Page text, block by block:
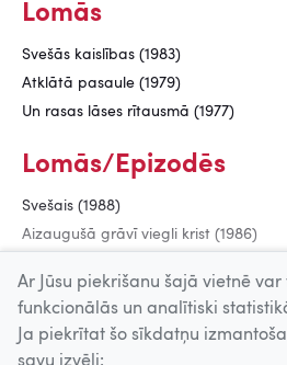
Lomās
Svešās kaislības (1983)
Atklātā pasaule (1979)
Un rasas lāses rītausmā (1977)
Lomās/Epizodēs
Svešais (1988)
Aizaugušā grāvī viegli krist (1986)
Ar Jūsu piekrišanu šajā vietnē
funkcionālās un analītiski
Ja piekrītat šo sīkdatņu